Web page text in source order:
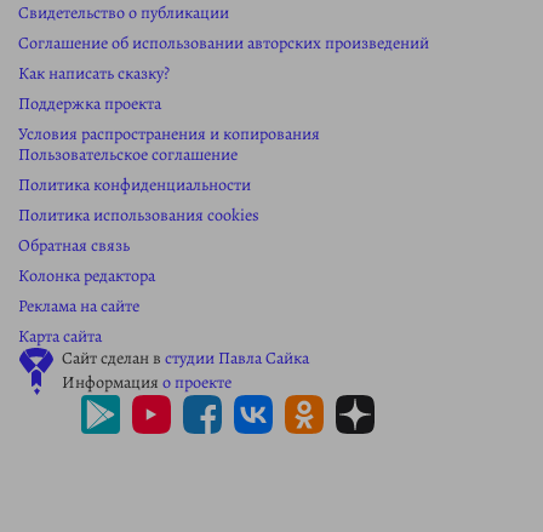
Свидетельство о публикации
Соглашение об использовании авторских произведений
Как написать сказку?
Поддержка проекта
Условия распространения и копирования
Пользовательское соглашение
Политика конфиденциальности
Политика использования cookies
Обратная связь
Колонка редактора
Реклама на сайте
Карта сайта
Сайт сделан в студии Павла Сайка
Информация о проекте